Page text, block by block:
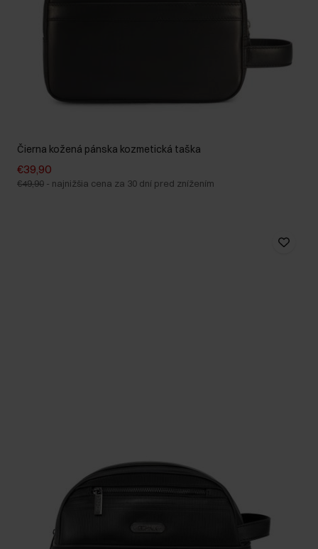
Čierna kožená pánska kozmetická taška
€39,90
€49,90 - najnižšia cena za 30 dní pred znížením